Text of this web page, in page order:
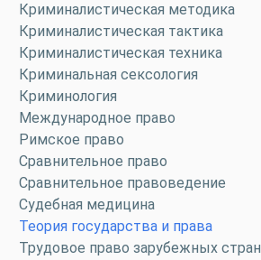
Криминалистическая методика
Криминалистическая тактика
Криминалистическая техника
Криминальная сексология
Криминология
Международное право
Римское право
Сравнительное право
Сравнительное правоведение
Судебная медицина
Теория государства и права
Трудовое право зарубежных стран